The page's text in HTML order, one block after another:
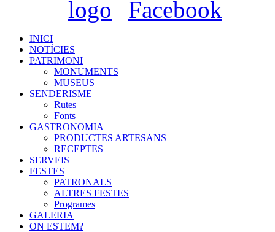
INICI
NOTÍCIES
PATRIMONI
MONUMENTS
MUSEUS
SENDERISME
Rutes
Fonts
GASTRONOMIA
PRODUCTES ARTESANS
RECEPTES
SERVEIS
FESTES
PATRONALS
ALTRES FESTES
Programes
GALERIA
ON ESTEM?